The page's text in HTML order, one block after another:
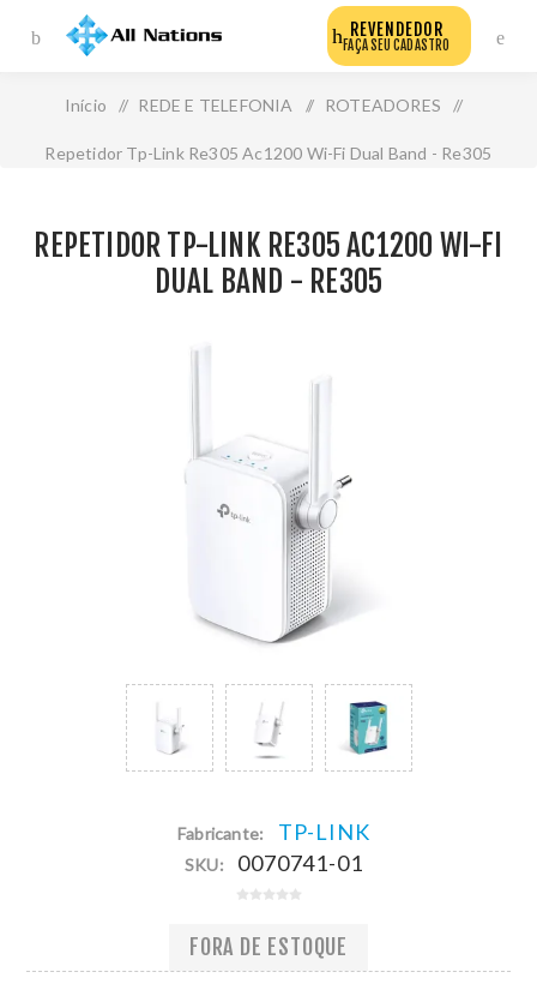
REVENDEDOR
FAÇA SEU CADASTRO
Início / REDE E TELEFONIA / ROTEADORES /
Repetidor Tp-Link Re305 Ac1200 Wi-Fi Dual Band - Re305
REPETIDOR TP-LINK RE305 AC1200 WI-FI
DUAL BAND - RE305
Fabricante: TP-LINK
SKU: 0070741-01
FORA DE ESTOQUE